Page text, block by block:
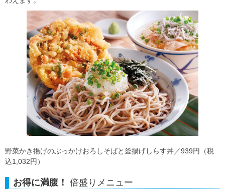
野菜かき揚げのぶっかけおろしそばと釜揚げしらす丼／939円（税
込1,032円）
お得に満腹！ 倍盛りメニュー